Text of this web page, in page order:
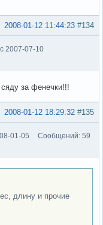
#134
2008-01-12 11:44:23
2007-07-10
за фенечки!!!
#135
2008-01-12 18:29:32
01-05
Сообщений: 59
длину и прочие